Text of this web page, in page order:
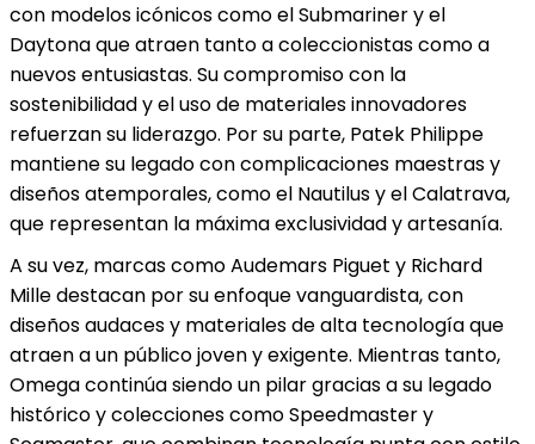
con modelos icónicos como el Submariner y el
Daytona que atraen tanto a coleccionistas como a
nuevos entusiastas. Su compromiso con la
sostenibilidad y el uso de materiales innovadores
refuerzan su liderazgo. Por su parte, Patek Philippe
mantiene su legado con complicaciones maestras y
diseños atemporales, como el Nautilus y el Calatrava,
que representan la máxima exclusividad y artesanía.
A su vez, marcas como Audemars Piguet y Richard
Mille destacan por su enfoque vanguardista, con
diseños audaces y materiales de alta tecnología que
atraen a un público joven y exigente. Mientras tanto,
Omega continúa siendo un pilar gracias a su legado
histórico y colecciones como Speedmaster y